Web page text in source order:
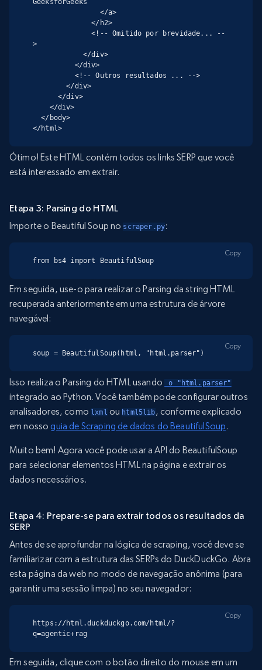
GeeksforGeeks
              </h2>
              <!-- Omitido por brevidade... --
>
        </div>
  </body>
</html>
Ótimo! Este HTML contém todos os links SERP que você
está interessado em extrair.
Etapa 3: Parsing do HTML
Importe o Beautiful Soup no scraper.py:
from bs4 import BeautifulSoup
Copy
Em seguida, use-o para realizar o Parsing da string HTML
recuperada anteriormente em uma estrutura de árvore
navegável:
soup = BeautifulSoup(html, "html.parser")
Copy
Isso realiza o Parsing do HTML usando o "html.parser"
integrado ao Python. Você também pode configurar outros
analisadores, comolxml ou html5lib , conforme explicado
em nossoguia de Scraping de dados do BeautifulSoup.
Muito bem! Agora você pode usar a API do BeautifulSoup
para selecionar elementos HTML na página e extrair os
dados necessários.
Etapa 4: Prepare-se para extrair todos os resultados da
SERP
Antes de se aprofundar na lógica de scraping, você deve se
familiarizar com a estrutura das SERPs do DuckDuckGo. Abra
esta página da web no modo de navegação anônima (para
garantir uma sessão limpa) no seu navegador:
https://html.duckduckgo.com/html/?
q=agentic+rag
Copy
Em seguida, clique com o botão direito do mouse em um